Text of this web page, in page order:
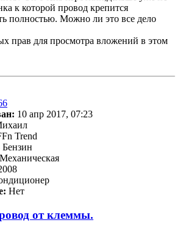
к которой провод крепится
полностью. Можно ли это все дело
прав для просмотра вложений в этом
10 апр 2017, 07:23
Trend
Бензин
Механическая
Нет
от клеммы.